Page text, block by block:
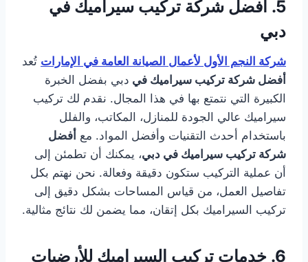
5.
أفضل شركة تركيب سيراميك في
دبي
شركة النجم الأول لأعمال الصيانة العامة في الإمارات تُعد
أفضل شركة تركيب سيراميك في دبي بفضل الخبرة
الكبيرة التي نتمتع بها في هذا المجال. نقدم لك تركيب
سيراميك عالي الجودة للمنازل، المكاتب، والفلل
باستخدام أحدث التقنيات وأفضل المواد. مع أفضل
شركة تركيب سيراميك في دبي، يمكنك أن تطمئن إلى
أن عملية التركيب ستكون دقيقة وفعالة. نحن نهتم بكل
تفاصيل العمل، من قياس المساحات بشكل دقيق إلى
تركيب السيراميك بكل إتقان، مما يضمن لك نتائج مثالية.
6. خدمات تركيب السيراميك للأرضيات